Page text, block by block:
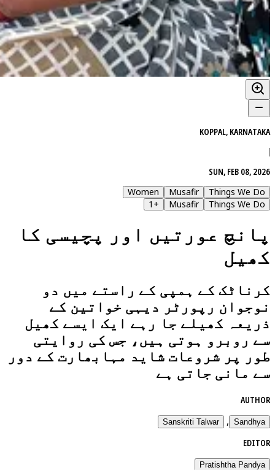
KOPPAL, KARNATAKA
|
SUN, FEB 08, 2026
Things We Do
Musafir
Women
Things We Do
Musafir
+
1
پانچ عورتیں اور پچیسی کا
کھیل
کرناٹک کے ہمپی کے راستے میں دو
نوجوان رپورٹر دیہی خواتین کے
ذریعہ کھیلے جا رہے ایک ایسے کھیل
سے روبرو ہوتی ہیں، جس کی روایتی
طور پر شروعات شاید مہابھارت کے دور
سے مانی جاتی ہے
AUTHOR
Sandhya
,
Sanskriti Talwar
EDITOR
Pratishtha Pandya